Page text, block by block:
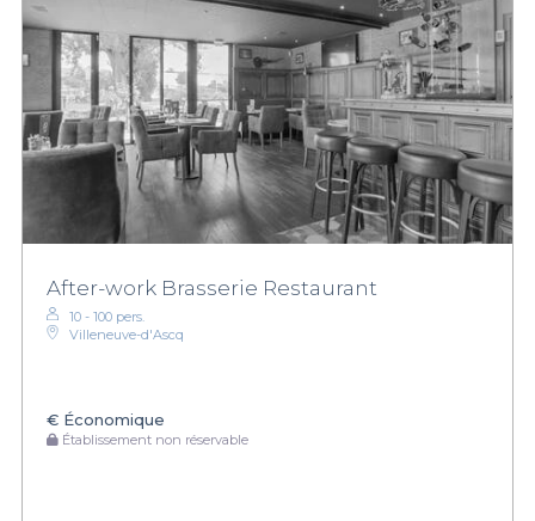
After-work Brasserie Restaurant
10 - 100 pers.
Villeneuve-d'Ascq
€ Économique
Établissement non réservable